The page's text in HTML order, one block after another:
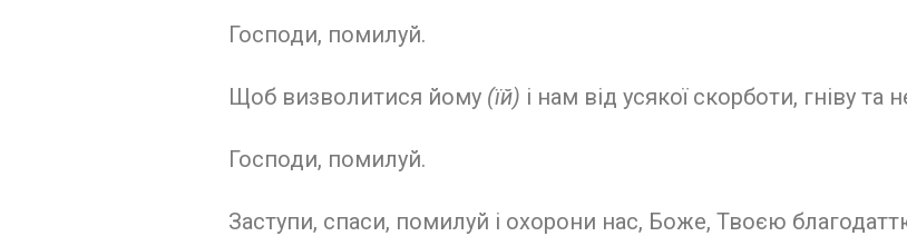
Господи, помилуй.
Щоб визволитися йому (їй) і нам від усякої скорботи, гніву
Господи, помилуй.
Заступи, спаси, помилуй і охорони нас, Боже, Твоєю